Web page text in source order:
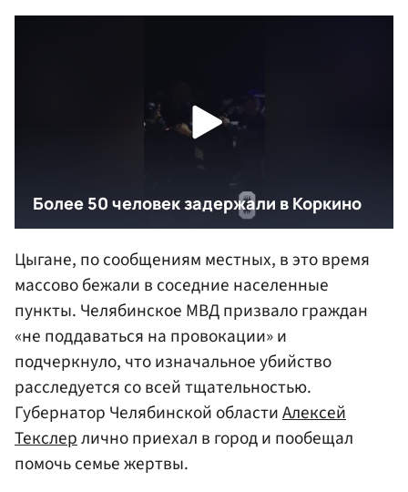
Цыгане, по сообщениям местных, в это время
массово бежали в соседние населенные
пункты. Челябинское МВД призвало граждан
«не поддаваться на провокации» и
подчеркнуло, что изначальное убийство
расследуется со всей тщательностью.
Губернатор Челябинской областиАлексей
Текслерлично приехал в город и пообещал
помочь семье жертвы.